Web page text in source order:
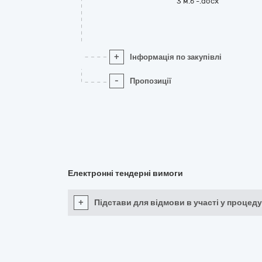
+ Інформація по закупівлі
- Пропозиції
Електронні тендерні вимоги
+ Підстави для відмови в участі у